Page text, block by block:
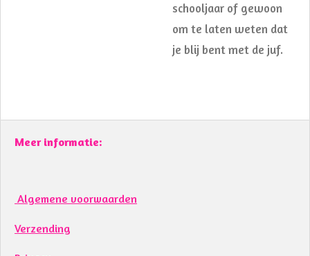
schooljaar of gewoon
om te laten weten dat
je blij bent met de juf.
Meer informatie:
Algemene voorwaarden
Verzending